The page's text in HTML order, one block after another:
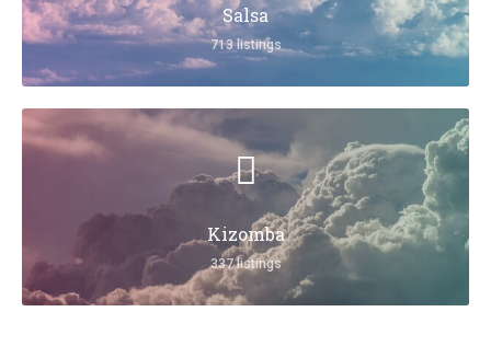
Salsa
713 listings
Kizomba
337 listings